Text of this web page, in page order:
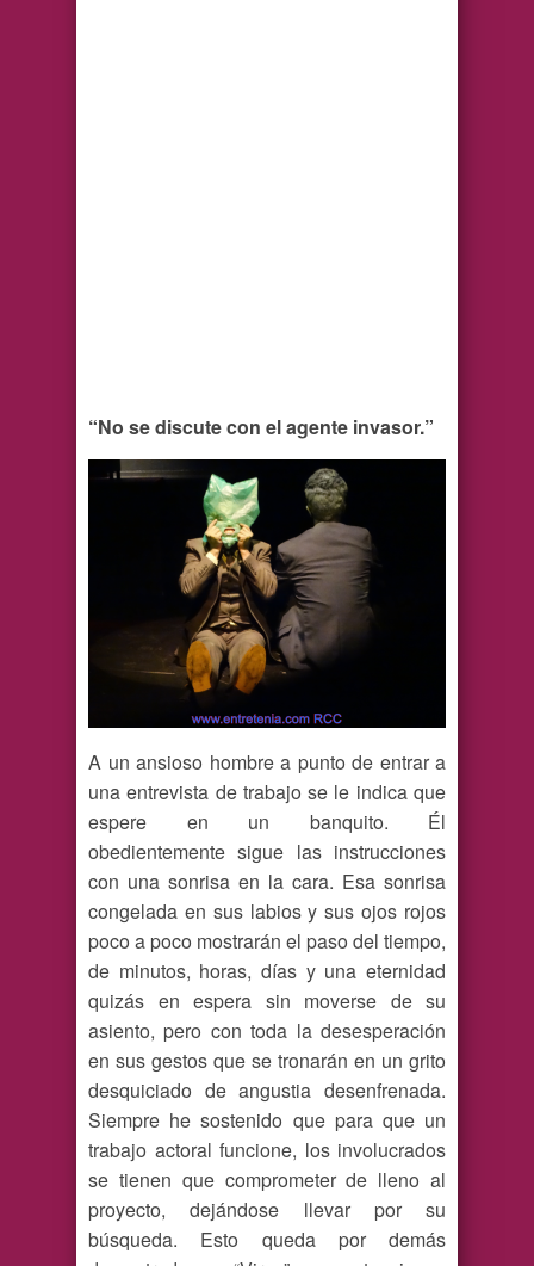
“No se discute con el agente invasor.”
A un ansioso hombre a punto de entrar a
una entrevista de trabajo se le indica que
espere en un banquito. Él
obedientemente sigue las instrucciones
con una sonrisa en la cara. Esa sonrisa
congelada en sus labios y sus ojos rojos
poco a poco mostrarán el paso del tiempo,
de minutos, horas, días y una eternidad
quizás en espera sin moverse de su
asiento, pero con toda la desesperación
en sus gestos que se tronarán en un grito
desquiciado de angustia desenfrenada.
Siempre he sostenido que para que un
trabajo actoral funcione, los involucrados
se tienen que comprometer de lleno al
proyecto, dejándose llevar por su
búsqueda. Esto queda por demás